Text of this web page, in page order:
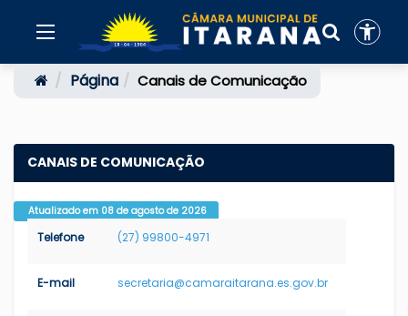
Página Canais de Comunicação
CANAIS DE COMUNICAÇÃO
Atualizado em 08 de agosto de 2026
Telefone (27) 99800-4971
E-mail secretaria@camaraitarana.es.gov.br